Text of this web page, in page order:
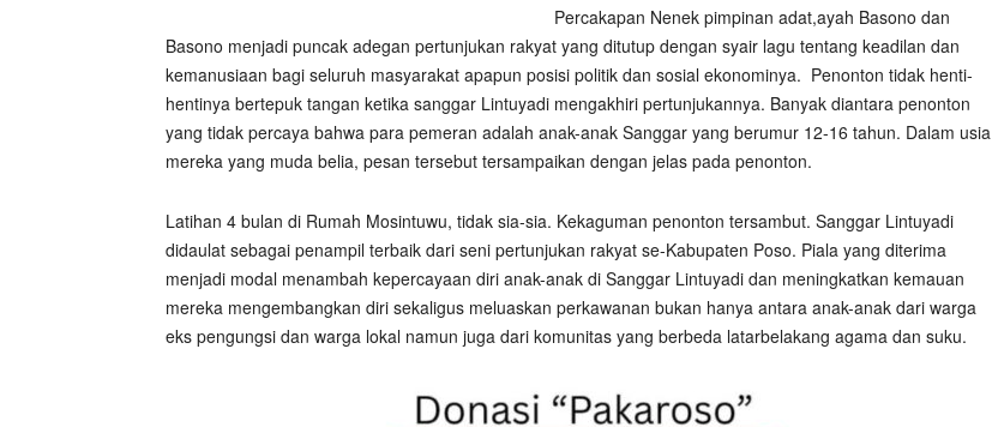
Percakapan Nenek pimpinan adat,ayah Basono dan
Basono menjadi puncak adegan pertunjukan rakyat yang ditutup dengan syair lagu tentang keadilan dan
kemanusiaan bagi seluruh masyarakat apapun posisi politik dan sosial ekonominya. Penonton tidak henti-
hentinya bertepuk tangan ketika sanggar Lintuyadi mengakhiri pertunjukannya. Banyak diantara penonton
yang tidak percaya bahwa para pemeran adalah anak-anak Sanggar yang berumur 12-16 tahun. Dalam usia
mereka yang muda belia, pesan tersebut tersampaikan dengan jelas pada penonton.
Latihan 4 bulan di Rumah Mosintuwu, tidak sia-sia. Kekaguman penonton tersambut. Sanggar Lintuyadi
didaulat sebagai penampil terbaik dari seni pertunjukan rakyat se-Kabupaten Poso. Piala yang diterima
menjadi modal menambah kepercayaan diri anak-anak di Sanggar Lintuyadi dan meningkatkan kemauan
mereka mengembangkan diri sekaligus meluaskan perkawanan bukan hanya antara anak-anak dari warga
eks pengungsi dan warga lokal namun juga dari komunitas yang berbeda latarbelakang agama dan suku.